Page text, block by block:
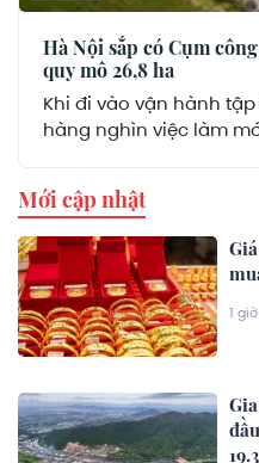
Hà Nội sắp có Cụm
quy mô 26,8 ha
Khi đi vào vận hành
hàng nghìn việc làm
Mới cập nhật
1